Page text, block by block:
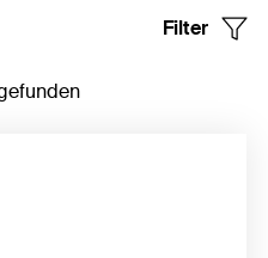
Filter